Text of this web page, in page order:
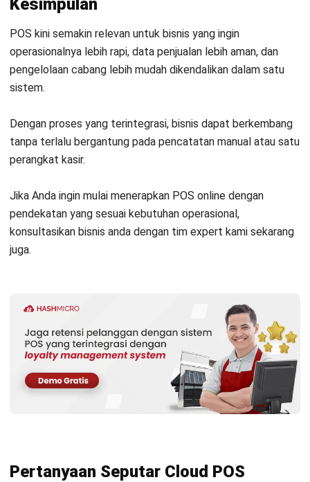
Kesimpulan
POS kini semakin relevan untuk bisnis yang ingin
operasionalnya lebih rapi, data penjualan lebih aman, dan
pengelolaan cabang lebih mudah dikendalikan dalam satu
sistem.
Dengan proses yang terintegrasi, bisnis dapat berkembang
tanpa terlalu bergantung pada pencatatan manual atau satu
perangkat kasir.
Jika Anda ingin mulai menerapkan POS online dengan
pendekatan yang sesuai kebutuhan operasional,
konsultasikan bisnis anda dengan tim expert kami sekarang
juga.
Pertanyaan Seputar Cloud POS